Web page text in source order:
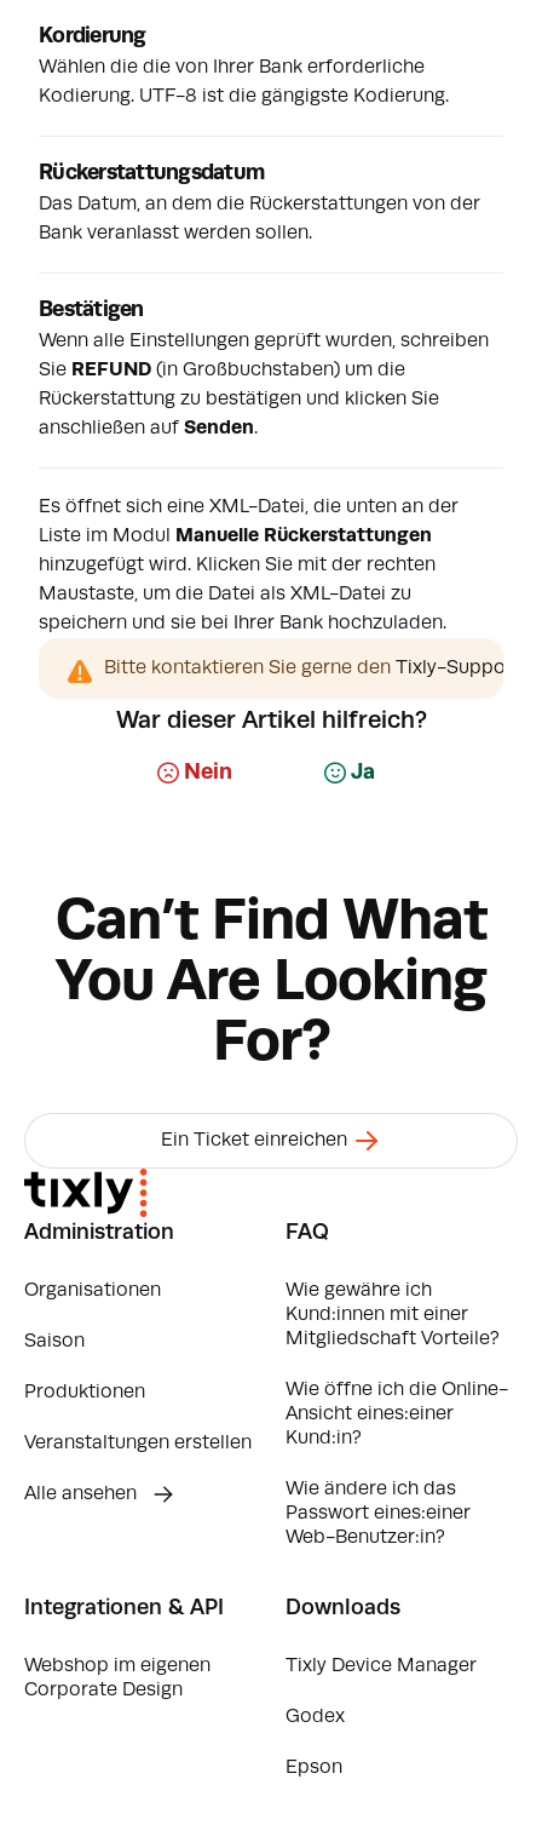
Kordierung
Wählen die die von Ihrer Bank erforderliche
Kodierung. UTF-8 ist die gängigste Kodierung.
Rückerstattungsdatum
Das Datum, an dem die Rückerstattungen von der
Bank veranlasst werden sollen.
Bestätigen
Wenn alle Einstellungen geprüft wurden, schreiben
Sie REFUND (in Großbuchstaben) um die
Rückerstattung zu bestätigen und klicken Sie
anschließen auf Senden.
Es öffnet sich eine XML-Datei, die unten an der
Liste im Modul
Manuelle Rückerstattungen
hinzugefügt wird. Klicken Sie mit der rechten
Maustaste, um die Datei als XML-Datei zu
speichern und sie bei Ihrer Bank hochzuladen.
Bitte kontaktieren Sie gerne den Tixly-Support
War dieser Artikel hilfreich?
Nein Ja
Can’t Find What
You Are Looking
For?
Ein Ticket einreichen
Administration
Organisationen
Saison
Produktionen
Veranstaltungen erstellen
Alle ansehen
FAQ
Wie gewähre ich
Kund:innen mit einer
Mitgliedschaft Vorteile?
Wie öffne ich die Online-
Ansicht eines:einer
Kund:in?
Wie ändere ich das
Passwort eines:einer
Web-Benutzer:in?
Integrationen & API
Webshop im eigenen
Corporate Design
Downloads
Tixly Device Manager
Godex
Epson